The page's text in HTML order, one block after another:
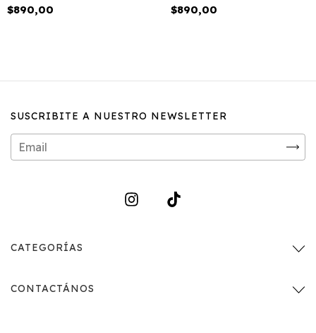
$890,00 $890,00
SUSCRIBITE A NUESTRO NEWSLETTER
CATEGORÍAS
CONTACTÁNOS